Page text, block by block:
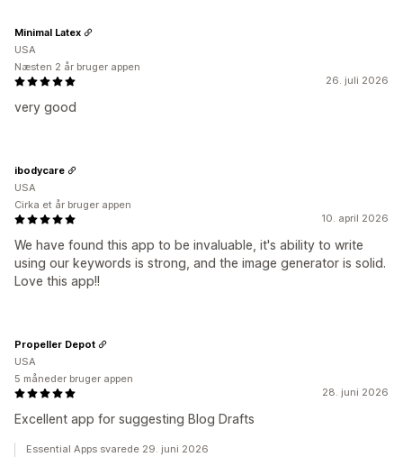
26. juli 2026
very good
Minimal Latex
USA
Næsten 2 år bruger appen
10. april 2026
We have found this app to be invaluable, it's ability to write
using our keywords is strong, and the image generator is solid.
Love this app!!
ibodycare
USA
Cirka et år bruger appen
28. juni 2026
Excellent app for suggesting Blog Drafts
Propeller Depot
USA
5 måneder bruger appen
Essential Apps svarede 29. juni 2026